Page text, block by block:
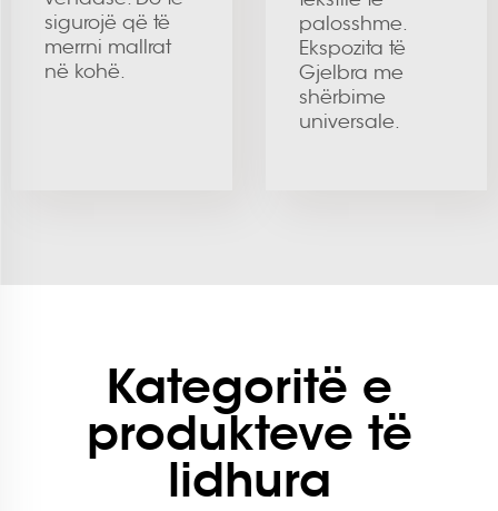
sigurojë që të
merrni mallrat
në kohë.
palosshme.
Ekspozita të
Gjelbra me
shërbime
universale.
Kategoritë e
produkteve të
lidhura